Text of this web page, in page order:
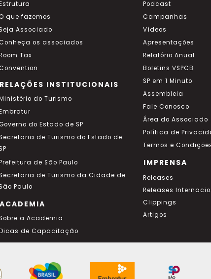
que fazemos
Associado
os associados
Tax
RELAÇÕES INSTITUCIONAIS
do Turismo
do Estado de SP
de Turismo do Estado de
de São Paulo
de Turismo da Cidade de
Paulo
ACADEMIA
a Academia
de Capacitação
Podcast
Campanhas
Vídeos
Apresentações
Relatório Anual
Boletins VSPCB
SP em 1 Minuto
Assembleia
Fale Conosco
Área do Associado
Política de
Termos e
IMPRENSA
Releases
Releases
Clippings
Artigos